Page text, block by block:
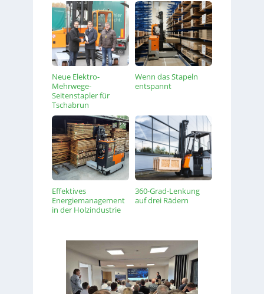
Neue Elektro-
Mehrwege-
Seitenstapler für
Tschabrun
Wenn das Stapeln
entspannt
Effektives
Energiemanagement
in der Holzindustrie
360-Grad-Lenkung
auf drei Rädern